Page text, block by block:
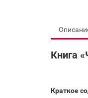
Книга
Краткое